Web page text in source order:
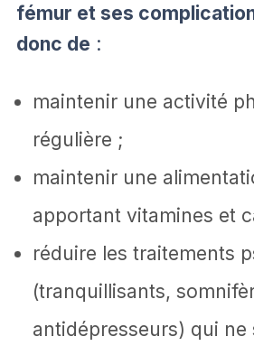
fémur et ses
donc de :
maintenir une activité
régulière ;
maintenir une
apportant vitamines et
réduire les traitements
(tranquillisants,
antidépresseurs) qui ne